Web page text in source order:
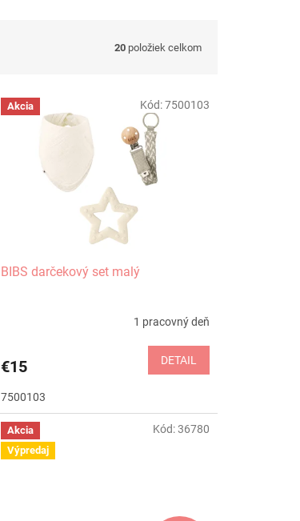
20 položiek celkom
Akcia
BIBS darčekový set malý
1 pracovný deň
€15 DETAIL
7500103
Kód:7500103
Akcia
Výpredaj
Kód:36780